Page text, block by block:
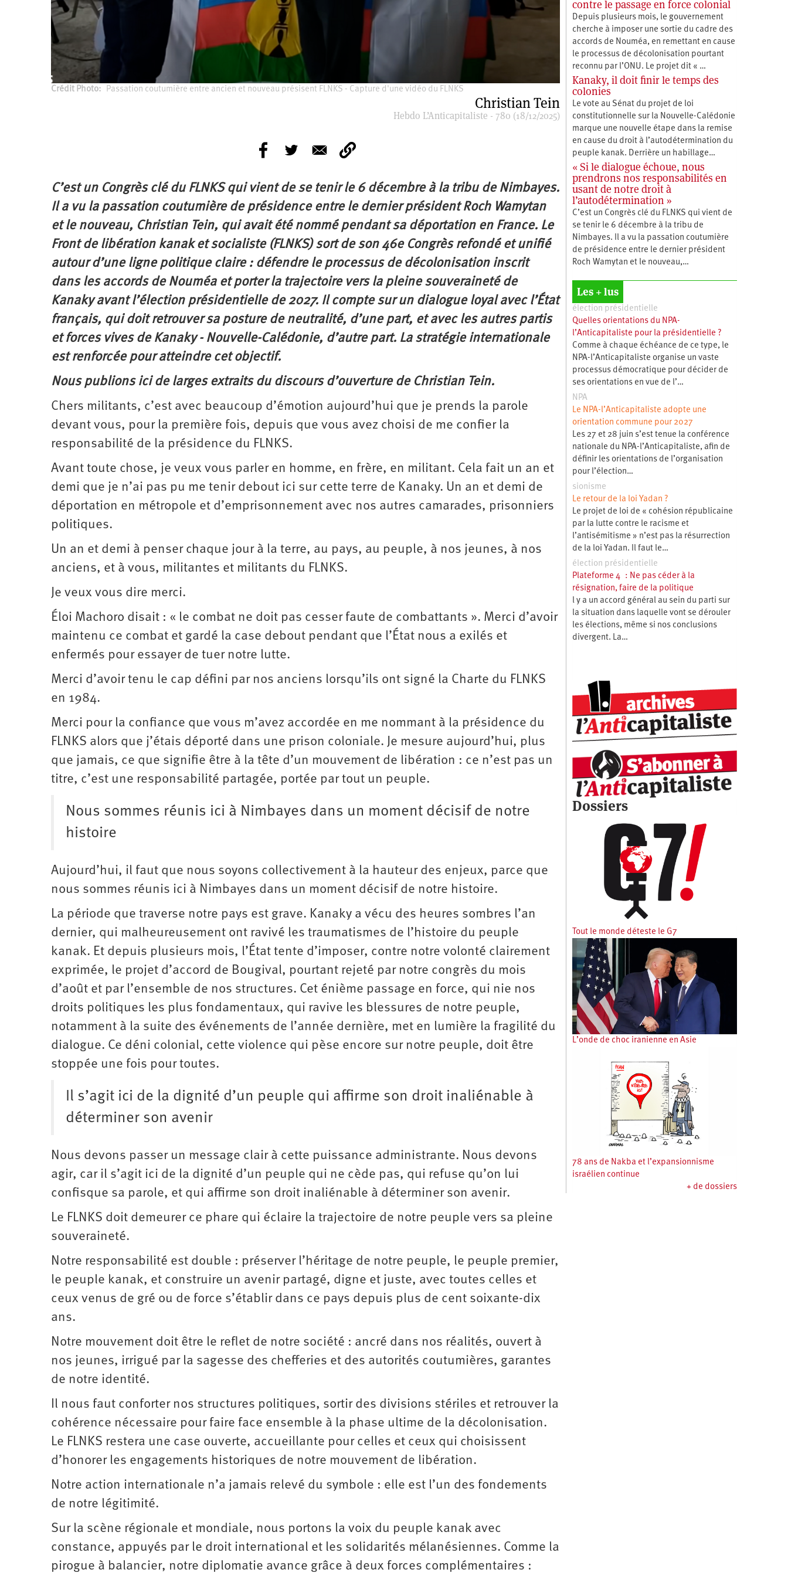
Crédit Photo Passation coutumière entre ancien et nouveau présisent FLNKS - Capture d'une vidéo du FLNKS
Christian Tein
Hebdo L’Anticapitaliste - 780 (18/12/2025)
C’est un Congrès clé du FLNKS qui vient de se tenir le 6 décembre à la tribu de Nimbayes.
Il a vu la passation coutumière de présidence entre le dernier président Roch Wamytan
et le nouveau, Christian Tein, qui avait été nommé pendant sa déportation en France. Le
Front de libération kanak et socialiste (FLNKS) sort de son 46e Congrès refondé et unifié
autour d’une ligne politique claire : défendre le processus de décolonisation inscrit
dans les accords de Nouméa et porter la trajectoire vers la pleine souveraineté de
Kanaky avant l’élection présidentielle de 2027. Il compte sur un dialogue loyal avec l’État
français, qui doit retrouver sa posture de neutralité, d’une part, et avec les autres partis
et forces vives de Kanaky - Nouvelle-Calédonie, d’autre part. La stratégie internationale
est renforcée pour atteindre cet objectif.
Nous publions ici de larges extraits du discours d’ouverture de Christian Tein.
Chers militants, c’est avec beaucoup d’émotion aujourd’hui que je prends la parole
devant vous, pour la première fois, depuis que vous avez choisi de me confier la
responsabilité de la présidence du FLNKS.
Avant toute chose, je veux vous parler en homme, en frère, en militant. Cela fait un an et
demi que je n’ai pas pu me tenir debout ici sur cette terre de Kanaky. Un an et demi de
déportation en métropole et d’emprisonnement avec nos autres camarades, ­prisonniers
politiques.
Un an et demi à penser chaque jour à la terre, au pays, au peuple, à nos jeunes, à nos
anciens, et à vous, militantes et militants du FLNKS.
Je veux vous dire merci.
Éloi Machoro disait : « le combat ne doit pas cesser faute de combattants ». Merci d’avoir
maintenu ce combat et gardé la case debout pendant que l’État nous a exilés et
enfermés pour essayer de tuer notre lutte.
Merci d’avoir tenu le cap défini par nos anciens lorsqu’ils ont signé la Charte du FLNKS
en 1984.
Merci pour la confiance que vous m’avez accordée en me nommant à la présidence du
FLNKS alors que j’étais déporté dans une prison coloniale. Je mesure aujourd’hui, plus
que jamais, ce que signifie être à la tête d’un mouvement de libération : ce n’est pas un
titre, c’est une responsabilité partagée, portée par tout un peuple.
Nous sommes réunis ici à Nimbayes dans un moment décisif de notre
histoire
Aujourd’hui, il faut que nous soyons collectivement à la hauteur des enjeux, parce que
nous sommes réunis ici à Nimbayes dans un moment décisif de notre histoire.
La période que traverse notre pays est grave. Kanaky a vécu des heures sombres l’an
dernier, qui malheureusement ont ravivé les traumatismes de l’histoire du peuple
kanak. Et depuis plusieurs mois, l’État tente d’imposer, contre notre volonté clairement
exprimée, le projet d’accord de Bougival, pourtant rejeté par notre congrès du mois
d’août et par l’ensemble de nos structures. Cet énième passage en force, qui nie nos
droits politiques les plus fondamentaux, qui ravive les blessures de notre peuple,
notamment à la suite des événements de l’année dernière, met en lumière la fragilité du
dialogue. Ce déni colonial, cette violence qui pèse encore sur notre peuple, doit être
stoppée une fois pour toutes.
Il s’agit ici de la dignité d’un peuple qui affirme son droit inaliénable à
déterminer son avenir
Nous devons passer un message clair à cette puissance administrante. Nous devons
agir, car il s’agit ici de la dignité d’un peuple qui ne cède pas, qui refuse qu’on lui
confisque sa parole, et qui affirme son droit inaliénable à déterminer son avenir.
Le FLNKS doit demeurer ce phare qui éclaire la trajectoire de notre peuple vers sa pleine
souveraineté.
Notre responsabilité est double : préserver l’héritage de notre peuple, le peuple premier,
le peuple kanak, et construire un avenir partagé, digne et juste, avec toutes celles et
ceux venus de gré ou de force s’établir dans ce pays depuis plus de cent soixante-dix
ans.
Notre mouvement doit être le reflet de notre société : ancré dans nos réalités, ouvert à
nos jeunes, irrigué par la sagesse des chefferies et des autorités coutumières, garantes
de notre identité.
Il nous faut conforter nos structures politiques, sortir des divisions stériles et retrouver la
cohérence nécessaire pour faire face ensemble à la phase ultime de la décolonisation.
Le FLNKS restera une case ouverte, accueillante pour celles et ceux qui choisissent
d’honorer les engagements historiques de notre mouvement de libération.
Notre action internationale n’a jamais relevé du symbole : elle est l’un des fondements
de notre légitimité.
Sur la scène régionale et mondiale, nous portons la voix du peuple kanak avec
constance, appuyés par le droit international et les solidarités mélanésiennes. Comme la
pirogue à balancier, notre diplomatie avance grâce à deux forces complémentaires :
contre le passage en force colonial
Depuis plusieurs mois, le gouvernement
cherche à imposer une sortie du cadre des
accords de Nouméa, en remettant en cause
le processus de décolonisation pourtant
reconnu par l’ONU. Le projet dit « …
Kanaky, il doit finir le temps des
colonies
Le vote au Sénat du projet de loi
constitutionnelle sur la Nouvelle-Calédonie
marque une nouvelle étape dans la remise
en cause du droit à l’autodétermination du
peuple kanak. Derrière un habillage…
« Si le dialogue échoue, nous
prendrons nos responsabilités en
usant de notre droit à
l’autodétermination »
C’est un Congrès clé du FLNKS qui vient de
se tenir le 6 décembre à la tribu de
Nimbayes. Il a vu la passation coutumière
de présidence entre le dernier président
Roch Wamytan et le nouveau,…
Les + lus
élection présidentielle
Quelles orientations du NPA-
l’Anticapitaliste pour la présidentielle ?
Comme à chaque échéance de ce type, le
NPA-l’Anticapitaliste organise un vaste
processus démocratique pour décider de
ses orientations en vue de l’…
NPA
Le NPA-l’Anticapitaliste adopte une
orientation commune pour 2027
Les 27 et 28 juin s’est tenue la conférence
nationale du NPA-l’Anticapitaliste, afin de
définir les orientations de l’organisation
pour l’élection…
sionisme
Le retour de la loi Yadan ?
Le projet de loi de « cohésion républicaine
par la lutte contre le racisme et
l’antisémitisme » n’est pas la résurrection
de la loi Yadan. Il faut le…
élection présidentielle
Plateforme 4 : Ne pas céder à la
résignation, faire de la politique
l y a un accord général au sein du parti sur
la situation dans laquelle vont se dérouler
les élections, même si nos conclusions
divergent. La…
Dossiers
Tout le monde déteste le G7
L’onde de choc iranienne en Asie
78 ans de Nakba et l’expansionnisme
israélien continue
+ de dossiers